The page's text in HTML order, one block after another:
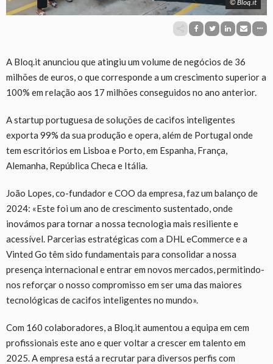
© Bloq.it
A Bloq.it anunciou que atingiu um volume de negócios de 36
milhões de euros, o que corresponde a um crescimento superior a
100% em relação aos 17 milhões conseguidos no ano anterior.
A startup portuguesa de soluções de cacifos inteligentes
exporta 99% da sua produção e opera, além de Portugal onde
tem escritórios em Lisboa e Porto, em Espanha, França,
Alemanha, República Checa e Itália.
João Lopes, co-fundador e COO da empresa, faz um balanço de
2024: «Este foi um ano de crescimento sustentado, onde
inovámos para tornar a nossa tecnologia mais resiliente e
acessível. Parcerias estratégicas com a DHL eCommerce e a
Vinted Go têm sido fundamentais para consolidar a nossa
presença internacional e entrar em novos mercados, permitindo-
nos reforçar o nosso compromisso em ser uma das maiores
tecnológicas de cacifos inteligentes no mundo».
Com 160 colaboradores, a Bloq.it aumentou a equipa em cem
profissionais este ano e quer voltar a crescer em talento em
2025. A empresa está a recrutar para diversos perfis com